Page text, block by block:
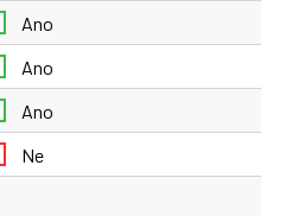
Ano
Ano
Ano
Ne